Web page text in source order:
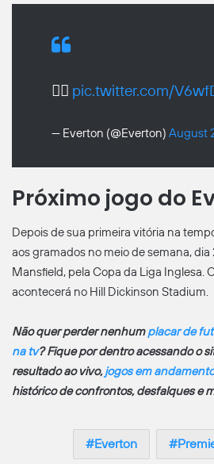
😮‍💨 pic.twitter.com/
— Everton (@Everton) August
Próximo jogo do
Depois de sua primeira vitória na
aos gramados no meio de semana, dia
Mansfield, pela Copa da Liga Inglesa.
acontecerá no Hill Dickinson Stadium.
Não quer perder nenhumplacar de
na tv? Fique por dentro acessando o
resultado ao vivo,jogos em andamento
histórico de confrontos, desfalques e
Everton